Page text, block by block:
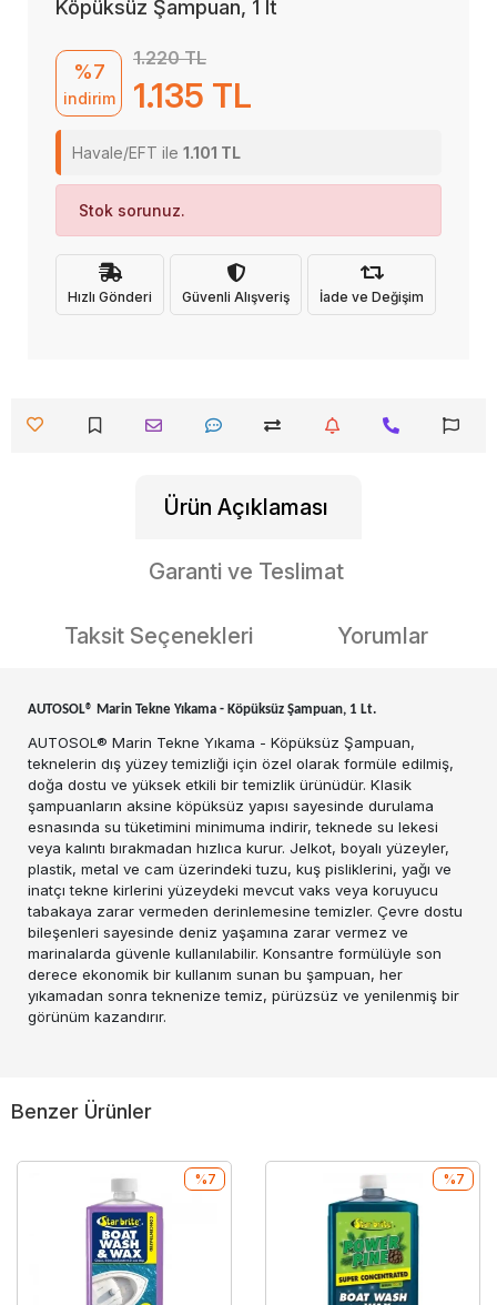
Köpüksüz Şampuan, 1 lt
%7
indirim
1.220 TL
1.135 TL
Havale/EFT ile 1.101 TL
Stok sorunuz.
Hızlı Gönderi Güvenli Alışveriş İade ve Değişim
Ürün Açıklaması
Garanti ve Teslimat
Taksit Seçenekleri Yorumlar
AUTOSOL® Marin Tekne Yıkama - Köpüksüz Şampuan, 1 Lt.
AUTOSOL® Marin Tekne Yıkama - Köpüksüz Şampuan,
teknelerin dış yüzey temizliği için özel olarak formüle edilmiş,
doğa dostu ve yüksek etkili bir temizlik ürünüdür. Klasik
şampuanların aksine köpüksüz yapısı sayesinde durulama
esnasında su tüketimini minimuma indirir, teknede su lekesi
veya kalıntı bırakmadan hızlıca kurur. Jelkot, boyalı yüzeyler,
plastik, metal ve cam üzerindeki tuzu, kuş pisliklerini, yağı ve
inatçı tekne kirlerini yüzeydeki mevcut vaks veya koruyucu
tabakaya zarar vermeden derinlemesine temizler. Çevre dostu
bileşenleri sayesinde deniz yaşamına zarar vermez ve
marinalarda güvenle kullanılabilir. Konsantre formülüyle son
derece ekonomik bir kullanım sunan bu şampuan, her
yıkamadan sonra teknenize temiz, pürüzsüz ve yenilenmiş bir
görünüm kazandırır.
Benzer Ürünler
%7 %7